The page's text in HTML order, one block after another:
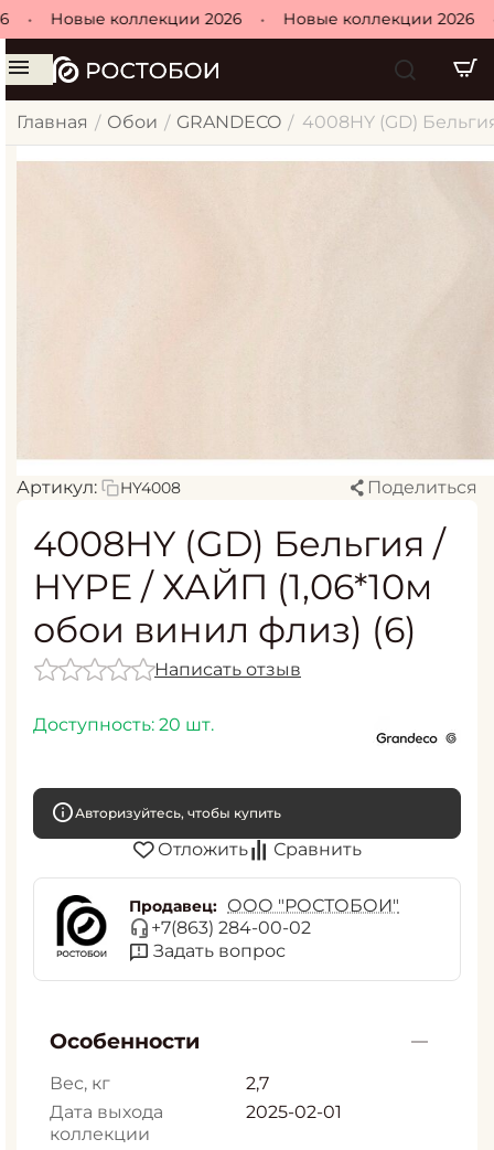
Новые коллекции 2026 Новые коллекции 2026
Главная / Обои / GRANDECO / 4008HY (GD)
Артикул: HY4008 Поделиться
4008HY (GD) Бельгия /
HYPE / ХАЙП (1,06*10м
обои винил флиз) (6)
Написать отзыв
Доступность: 20 шт.
Авторизуйтесь, чтобы купить
Отложить Сравнить
Продавец: ООО "РОСТОБОИ"
+7(863) 284-00-02
Задать вопрос
Особенности
Вес, кг
2,7
Дата выхода
коллекции
2025-02-01